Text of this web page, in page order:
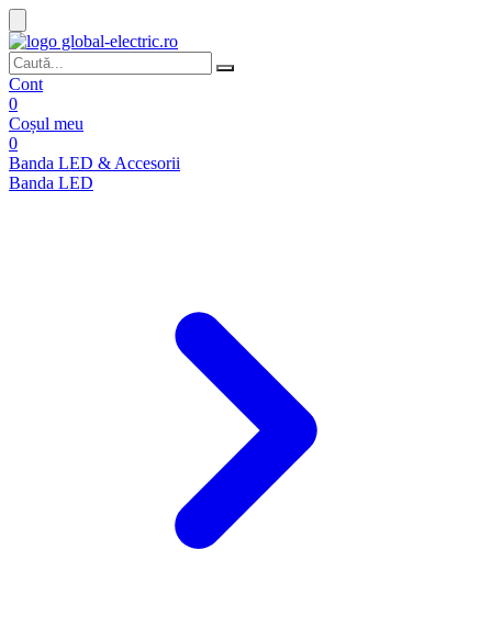
Cont
0
Coșul meu
0
Banda LED & Accesorii
Banda LED